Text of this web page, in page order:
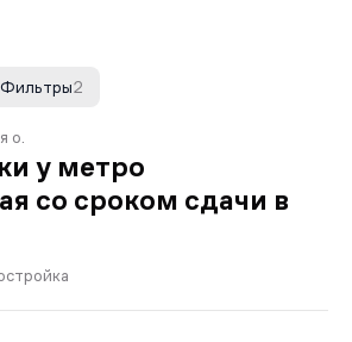
2
Фильтры
о.
у метро
со сроком сдачи в